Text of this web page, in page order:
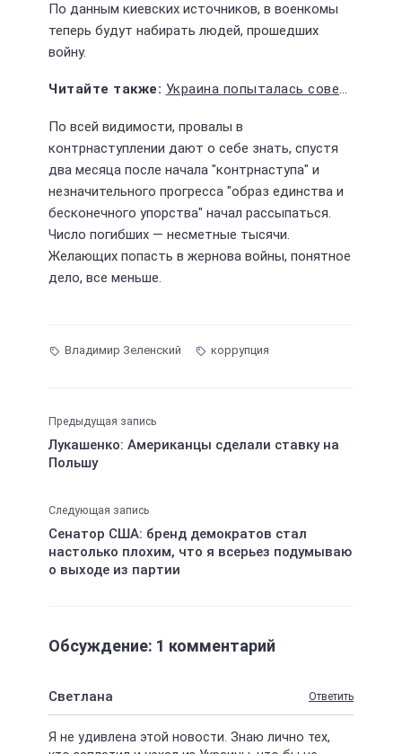
По данным киевских источников, в военкомы
теперь будут набирать людей, прошедших
войну.
Украина попыталась совершить террористическую атаку по объекту в Москве 11 августа
По всей видимости, провалы в
контрнаступлении дают о себе знать, спустя
два месяца после начала "контрнаступа" и
незначительного прогресса "образ единства и
бесконечного упорства" начал рассыпаться.
Число погибших — несметные тысячи.
Желающих попасть в жернова войны, понятное
дело, все меньше.
Владимир Зеленский коррупция
Предыдущая запись
Лукашенко: Американцы сделали ставку на
Польшу
Следующая запись
Сенатор США: бренд демократов стал
настолько плохим, что я всерьез подумываю
о выходе из партии
Обсуждение: 1 комментарий
Светлана Ответить
Я не удивлена этой новости. Знаю лично тех,